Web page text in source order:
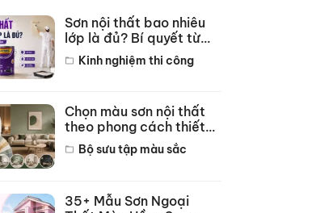
Sơn nội thất bao nhiêu
lớp là đủ? Bí quyết từ
thợ lâu năm
Kinh nghiệm thi công
Chọn màu sơn nội thất
theo phong cách thiết
kế hot năm 2026
Bộ sưu tập màu sắc
35+ Mẫu Sơn Ngoại